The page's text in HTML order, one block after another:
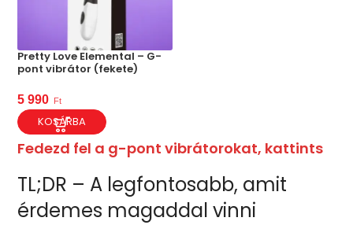
Pretty Love Elemental – G-
pont vibrátor (fekete)
5 990 Ft
KOSÁRBA
Fedezd fel a g-pont vibrátorokat, kattints
TL;DR – A legfontosabb, amit
érdemes magaddal vinni